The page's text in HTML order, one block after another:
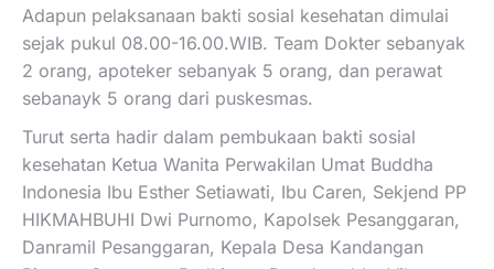
Adapun pelaksanaan bakti sosial kesehatan dimulai
sejak pukul 08.00-16.00.WIB. Team Dokter sebanyak
2 orang, apoteker sebanyak 5 orang, dan perawat
sebanayk 5 orang dari puskesmas.
Turut serta hadir dalam pembukaan bakti sosial
kesehatan Ketua Wanita Perwakilan Umat Buddha
Indonesia Ibu Esther Setiawati, Ibu Caren, Sekjend PP
HIKMAHBUHI Dwi Purnomo, Kapolsek Pesanggaran,
Danramil Pesanggaran, Kepala Desa Kandangan